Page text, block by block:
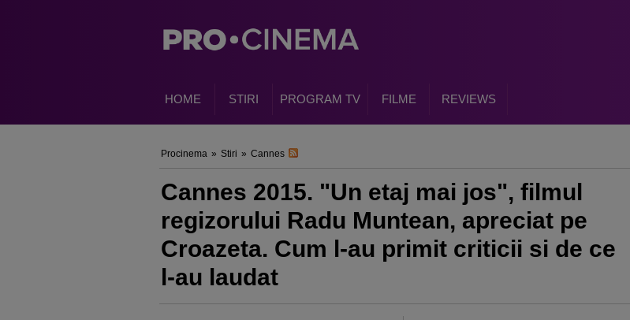
HOME STIRI PROGRAM TV FILME REVIEWS
Procinema » Stiri » Cannes
Cannes 2015. "Un etaj mai jos", filmul
regizorului Radu Muntean, apreciat pe
Croazeta. Cum l-au primit criticii si de ce
l-au laudat